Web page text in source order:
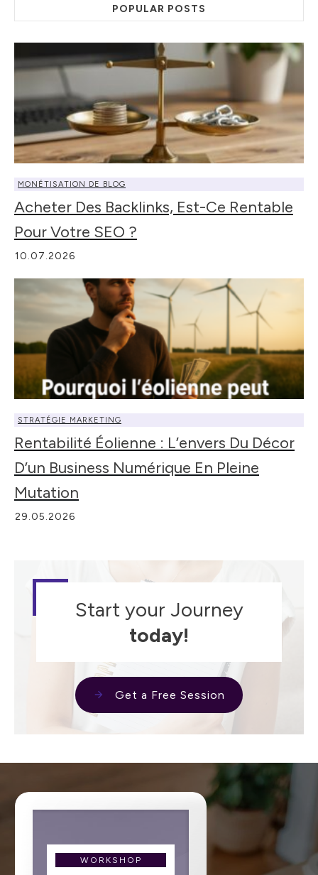
POPULAR POSTS
MONÉTISATION DE BLOG
Acheter Des Backlinks, Est-Ce Rentable
Pour Votre SEO ?
10.07.2026
STRATÉGIE MARKETING
Rentabilité Éolienne : L’envers Du Décor
D’un Business Numérique En Pleine
Mutation
29.05.2026
Start your Journey
today!
Get a Free Session
WORKSHOP